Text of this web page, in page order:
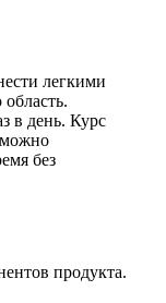
легкими
в день. Курс
без
продукта.